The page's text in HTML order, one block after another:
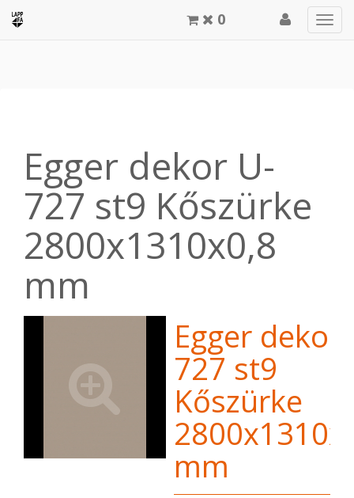
0
Egger dekor U-
727 st9 Kőszürke
2800x1310x0,8
mm
Egger dekor
727 st9
Kőszürke
mm